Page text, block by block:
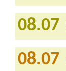
08.07
08.07